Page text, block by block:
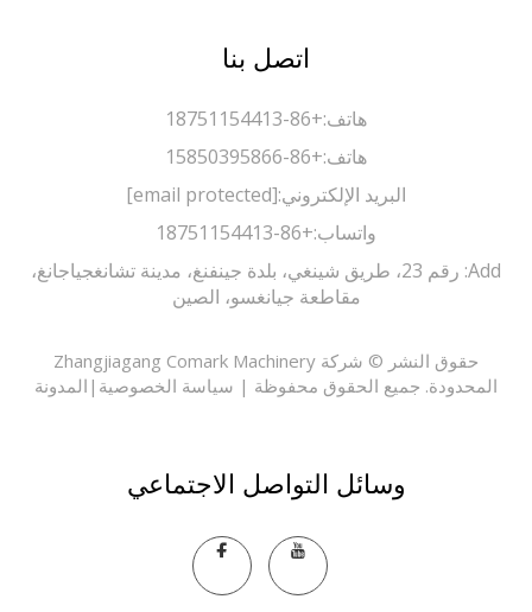
اتصل بنا
+86-18751154413
+86-15850395866
البريد الإلكتروني:[email protected]
واتساب:+86-18751154413
Add: رقم 23، طريق شينغي، بلدة جينفنغ، مدينة تشانغجياجانغ،
مقاطعة جيانغسو، الصين
حقوق النشر © شركة Zhangjiagang Comark Machinery
جميع الحقوق محفوظة |سياسة الخصوصية|المدونة
وسائل التواصل الاجتماعي